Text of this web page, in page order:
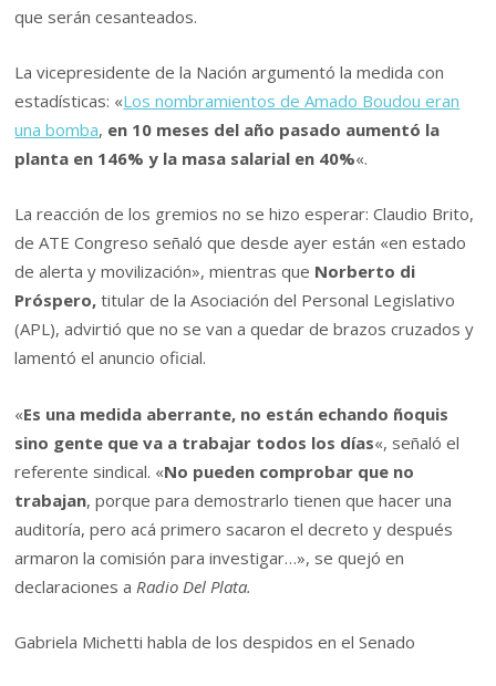
que serán cesanteados.
La vicepresidente de la Nación argumentó la medida con
estadísticas: «Los nombramientos de Amado Boudou eran
una bomba, en 10 meses del año pasado aumentó la
planta en 146% y la masa salarial en 40%«.
La reacción de los gremios no se hizo esperar: Claudio Brito,
de ATE Congreso señaló que desde ayer están «en estado
de alerta y movilización», mientras que Norberto di
Próspero,titular de la Asociación del Personal Legislativo
(APL), advirtió que no se van a quedar de brazos cruzados y
lamentó el anuncio oficial.
«Es una medida aberrante, no están echando ñoquis
sino gente que va a trabajar todos los días«, señaló el
referente sindical. «No pueden comprobar que no
trabajan, porque para demostrarlo tienen que hacer una
auditoría, pero acá primero sacaron el decreto y después
armaron la comisión para investigar…», se quejó en
declaraciones a Radio Del Plata.
Gabriela Michetti habla de los despidos en el Senado